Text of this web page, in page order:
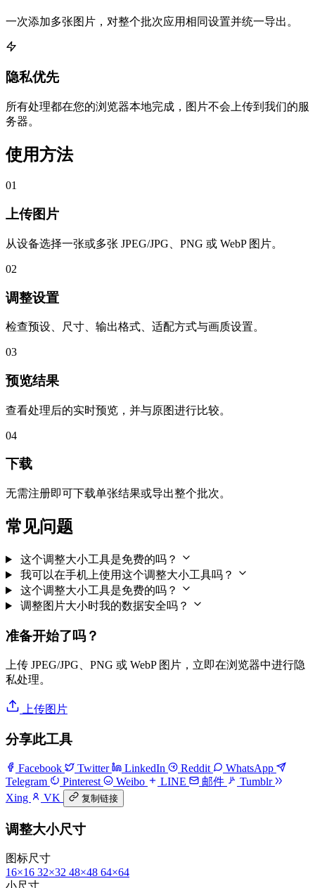
一次添加多张图片，对整个批次应用相同设置并统一导出。
隐私优先
所有处理都在您的浏览器本地完成，图片不会上传到我们的服
务器。
使用方法
01
上传图片
从设备选择一张或多张 JPEG/JPG、PNG 或 WebP 图片。
02
调整设置
检查预设、尺寸、输出格式、适配方式与画质设置。
03
预览结果
查看处理后的实时预览，并与原图进行比较。
04
下载
无需注册即可下载单张结果或导出整个批次。
常见问题
这个调整大小工具是免费的吗？
我可以在手机上使用这个调整大小工具吗？
这个调整大小工具是免费的吗？
调整图片大小时我的数据安全吗？
准备开始了吗？
上传 JPEG/JPG、PNG 或 WebP 图片，立即在浏览器中进行隐
私处理。
上传图片
分享此工具
Facebook Twitter LinkedIn Reddit
WhatsApp
Telegram
Pinterest Weibo LINE 邮件
Tumblr
Xing
VK 复制链接
调整大小尺寸
图标尺寸
16×16 32×32 48×48 64×64